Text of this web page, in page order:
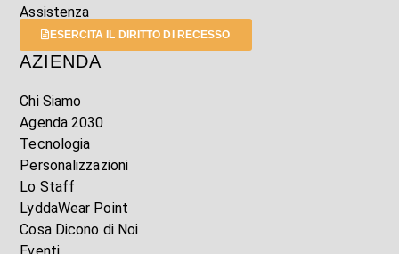
Assistenza
ESERCITA IL DIRITTO DI RECESSO
AZIENDA
Chi Siamo
Agenda 2030
Tecnologia
Personalizzazioni
Lo Staff
LyddaWear Point
Cosa Dicono di Noi